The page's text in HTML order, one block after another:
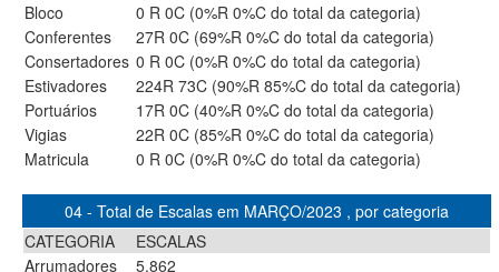
Bloco
0 R 0C (0%R 0%C do total da categoria)
Conferentes
27R 0C (69%R 0%C do total da categoria)
Consertadores 0 R 0C (0%R 0%C do total da categoria)
Estivadores
224R 73C (90%R 85%C do total da categoria)
Portuários
17R 0C (40%R 0%C do total da categoria)
Vigias
22R 0C (85%R 0%C do total da categoria)
Matricula
0 R 0C (0%R 0%C do total da categoria)
04 - Total de Escalas em MARÇO/2023 , por categoria
CATEGORIA
ESCALAS
Arrumadores
5.862